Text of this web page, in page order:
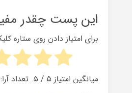
این پست چقدر
برای امتیاز دادن روی ستاره
میانگین امتیاز 5/ ۵. تعداد آرا: